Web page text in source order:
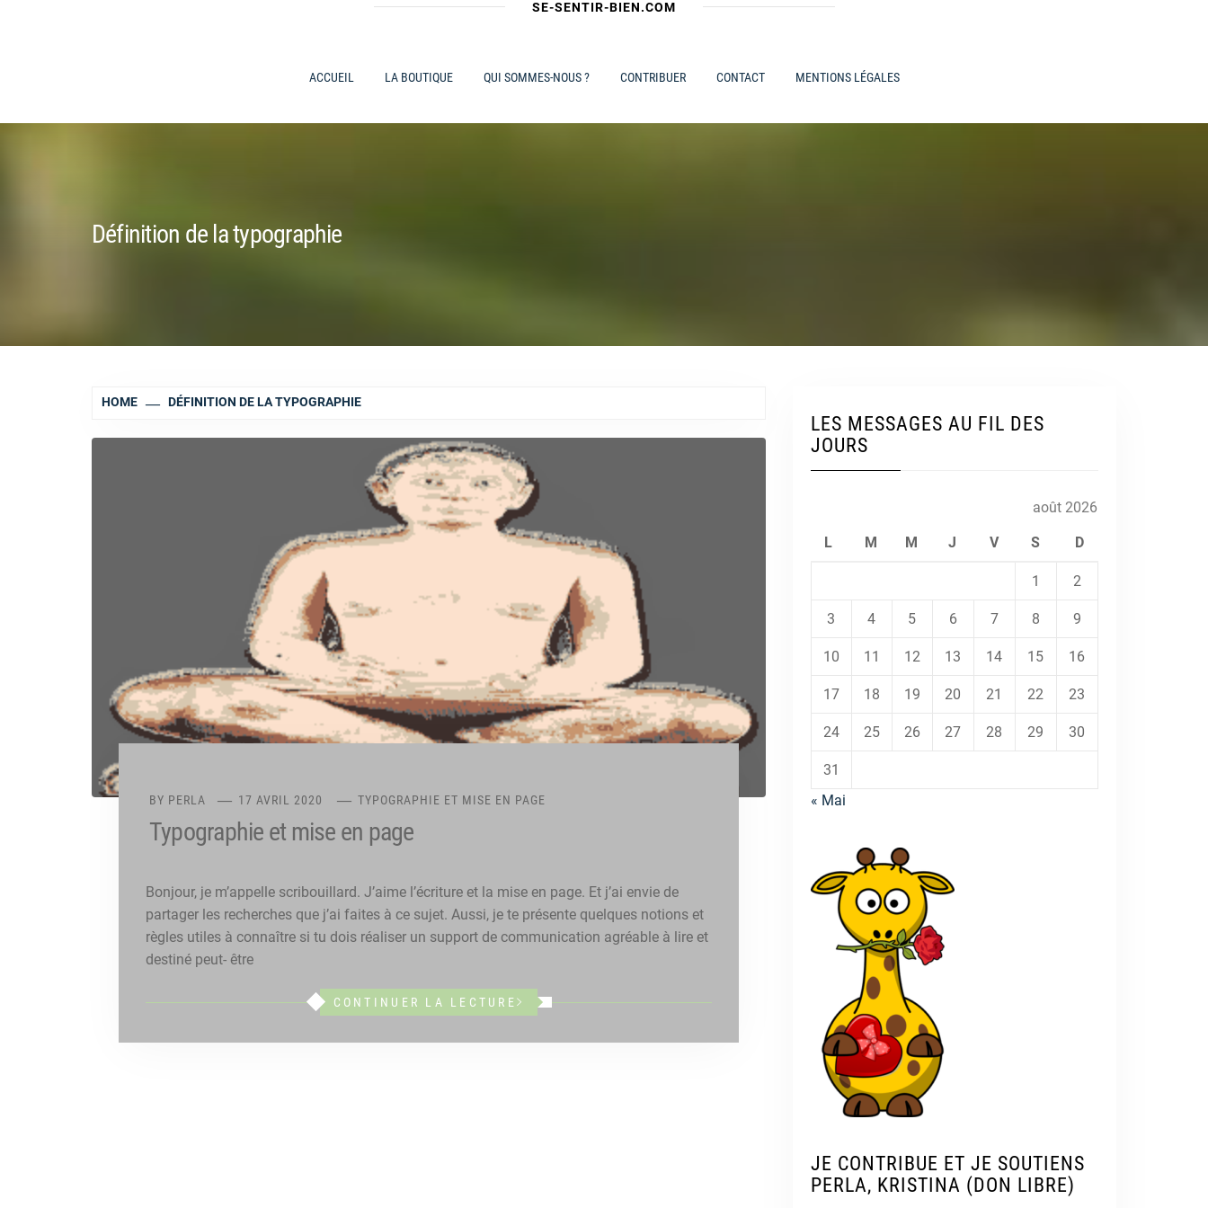
SE-SENTIR-BIEN.COM
ACCUEIL LA BOUTIQUE QUI SOMMES-NOUS ? CONTRIBUER CONTACT MENTIONS LÉGALES
Définition de la typographie
HOME DÉFINITION DE LA TYPOGRAPHIE
BY PERLA 17 AVRIL 2020 TYPOGRAPHIE ET MISE EN PAGE
Typographie et mise en page
Bonjour, je m’appelle scribouillard. J’aime l’écriture et la mise en page. Et j’ai envie de
partager les recherches que j’ai faites à ce sujet. Aussi, je te présente quelques notions et
règles utiles à connaître si tu dois réaliser un support de communication agréable à lire et
destiné peut- être
CONTINUER LA LECTURE
LES MESSAGES AU FIL DES
JOURS
août 2026
L M M J V S D
1 2
3 4 5 6 7 8 9
10 11 12 13 14 15 16
17 18 19 20 21 22 23
24 25 26 27 28 29 30
31
« Mai
JE CONTRIBUE ET JE SOUTIENS
PERLA, KRISTINA (DON LIBRE)